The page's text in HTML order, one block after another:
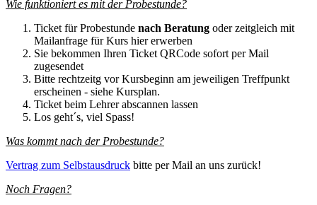
Wie funktioniert es mit der Probestunde?
Ticket für Probestunde nach Beratung oder zeitgleich mit
Mailanfrage für Kurs hier erwerben
Sie bekommen Ihren Ticket QRCode sofort per Mail
zugesendet
Bitte rechtzeitg vor Kursbeginn am jeweiligen Treffpunkt
erscheinen - siehe Kursplan.
Ticket beim Lehrer abscannen lassen
Los geht´s, viel Spass!
Was kommt nach der Probestunde?
Vertrag zum Selbstausdruck bitte per Mail an uns zurück!
Noch Fragen?